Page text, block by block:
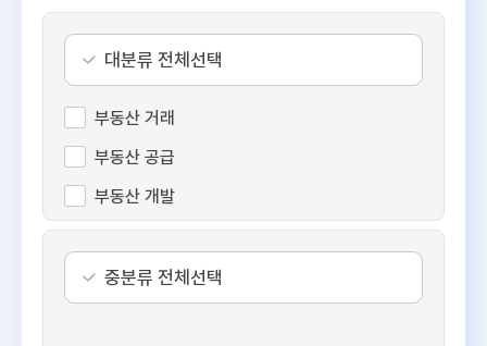
대분류 전체선택
부동산 거래
부동산 공급
부동산 개발
수익형 부동산
공간 정보
중분류 전체선택